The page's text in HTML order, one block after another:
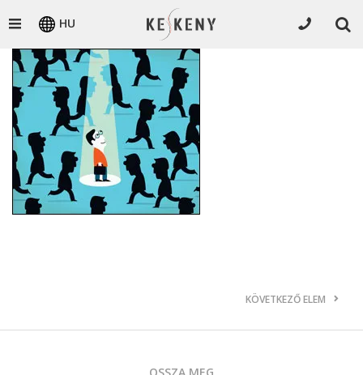
HU
KÖVETKEZŐ ELEM